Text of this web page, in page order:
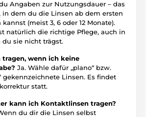
Angaben zur Nutzungsdauer – das
in dem du die Linsen ab dem ersten
(meist 3, 6 oder 12 Monate).
natürlich die richtige Pflege, auch in
sie nicht trägst.
tragen, wenn ich keine
Ja. Wähle dafür „plano“ bzw.
gekennzeichnete Linsen. Es findet
statt.
kann ich Kontaktlinsen tragen?
du dir die Linsen selbst